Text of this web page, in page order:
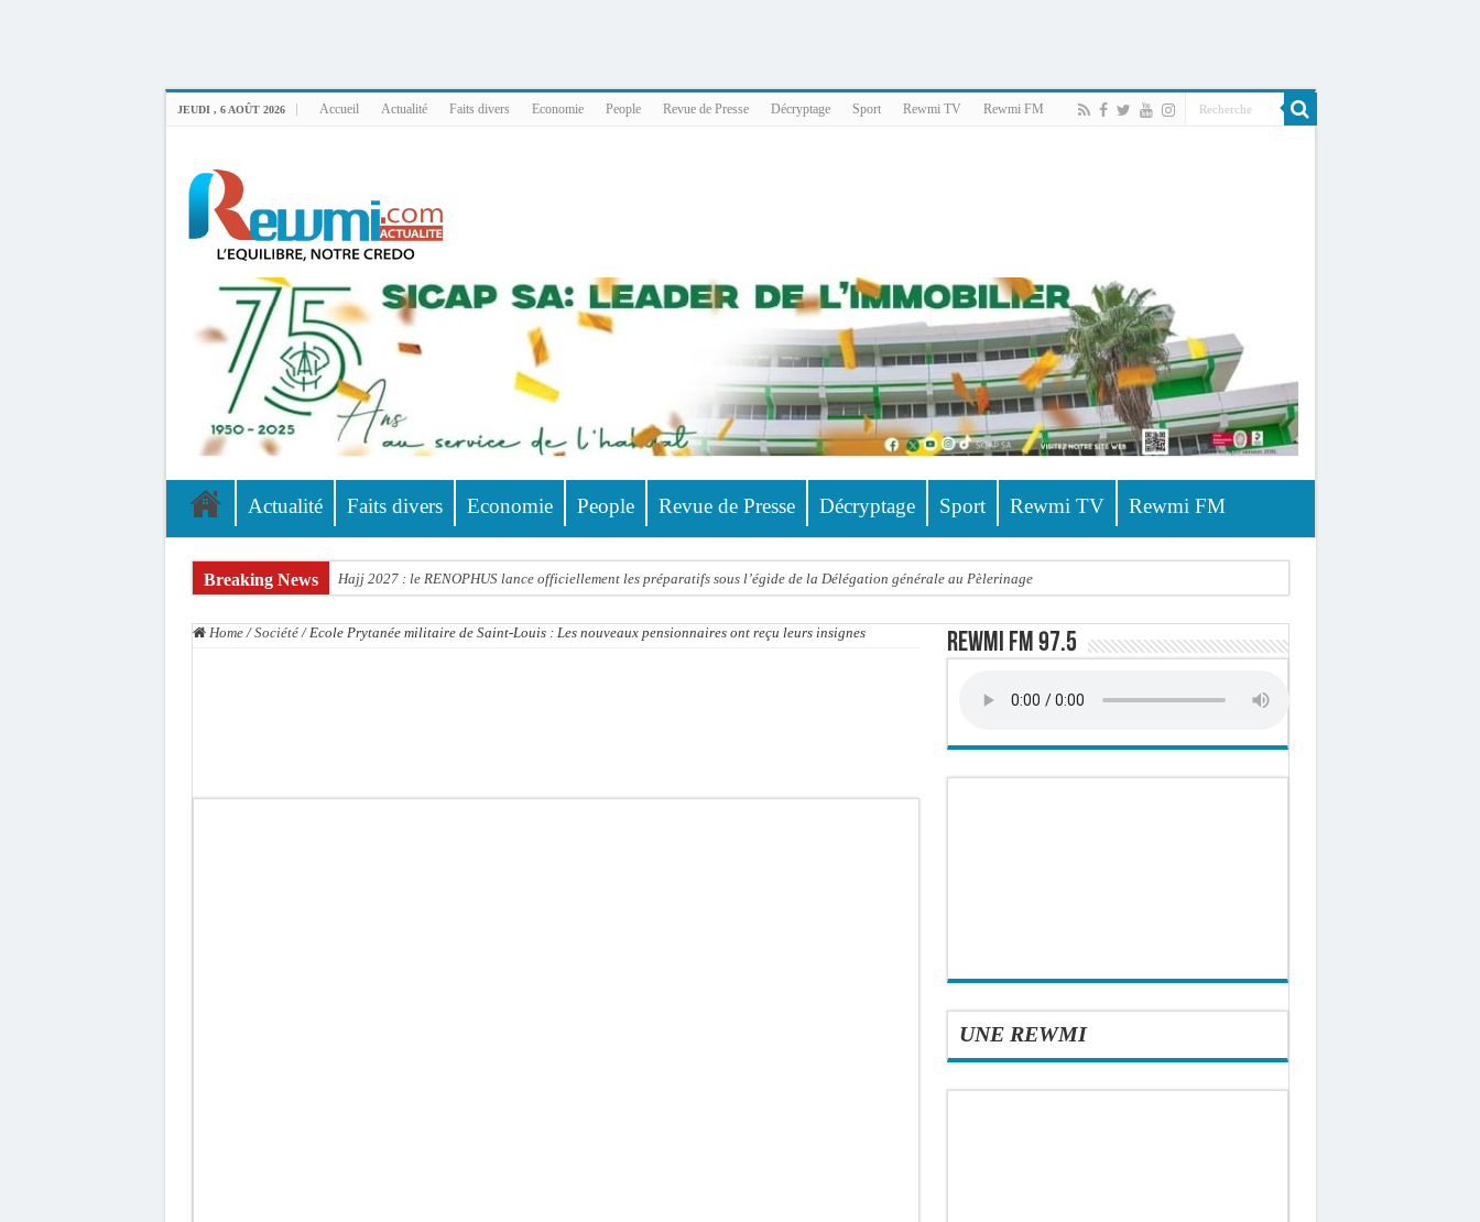
JEUDI , 6 AOÛT 2026 Accueil Actualité Faits divers Economie People Revue de Presse Décryptage Sport Rewmi TV Rewmi FM
Actualité Faits divers Economie People Revue de Presse Décryptage Sport Rewmi TV Rewmi FM
Breaking News Hajj 2027 : le RENOPHUS lance officiellement les préparatifs sous l’égide de la Délégation générale au Pèlerinage
« Quand le mandat s’achève, les discours ne suffisent plus » (Mamadou AW-Candidat à la mairie de Golf Sud)
Home / Société / Ecole Prytanée militaire de Saint-Louis : Les nouveaux pensionnaires ont reçu leurs insignes Rewmi FM 97.5
UNE REWMI